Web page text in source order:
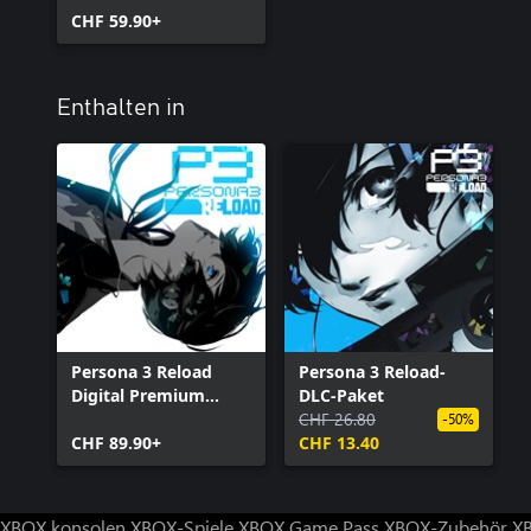
CHF 59.90+
Enthalten in
Persona 3 Reload
Digital Premium
CHF 89.90+
Persona 3 Reload-
DLC-Paket
CHF 26.80
CHF 13.40
-50%